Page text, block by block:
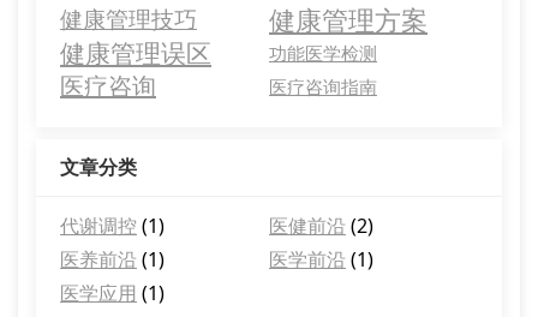
健康管理技巧 健康管理方案
健康管理误区 功能医学检测
医疗咨询 医疗咨询指南
文章分类
代谢调控 (1) 医健前沿 (2)
医养前沿 (1) 医学前沿 (1)
医学应用 (1)